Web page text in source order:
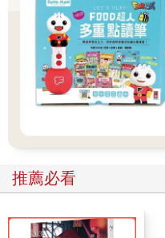
推薦必看